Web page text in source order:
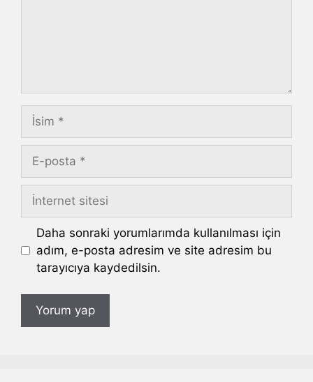
İsim
posta
İnternet
sitesi
Daha sonraki yorumlarımda kullanılması için
adım, e-posta adresim ve site adresim bu
tarayıcıya kaydedilsin.